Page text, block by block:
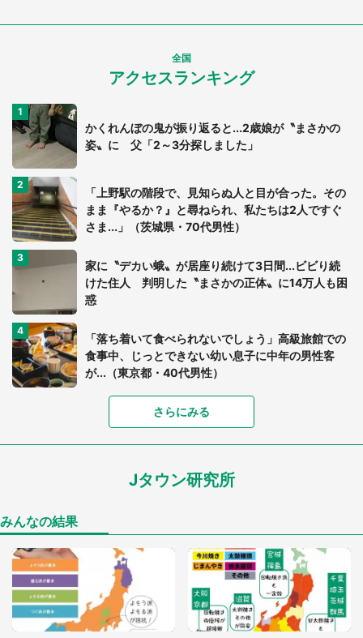
全国
アクセスランキング
かくれんぼの鬼が振り返ると...2歳娘が〝まさかの
姿〟に 父「2～3分探しました」
「上野駅の階段で、見知らぬ人と目が合った。その
まま『やるか？』と尋ねられ、私たちは2人ですぐ
さま...」（茨城県・70代男性）
家に〝デカい蛾〟が居座り続けて3日間...ビビり続
けた住人 判明した〝まさかの正体〟に14万人も困
惑
「落ち着いて食べられないでしょう」高級旅館での
食事中、じっとできない幼い息子に中年の男性客
が...（東京都・40代男性）
「可愛いのにホラー」「事件性を感じる」 ふわふ
「孫にあげると思って、あなたにこれをあげる」
「ゾワゾワする」「本当に気持ち悪い」 道端でバ
グっちゃってた〝野生の野菜〟に6.5万人戦慄
「閉所恐怖症の私は新幹線で大パニック。隣席の青
さらにみる
Jタウン研究所
みんなの結果